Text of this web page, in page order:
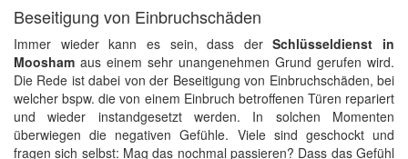
Beseitigung von Einbruchschäden
Immer wieder kann es sein, dass derSchlüsseldienst in
Moosham aus einem sehr unangenehmen Grund gerufen wird.
Die Rede ist dabei von der Beseitigung von Einbruchschäden, bei
welcher bspw. die von einem Einbruch betroffenen Türen repariert
und wieder instandgesetzt werden. In solchen Momenten
überwiegen die negativen Gefühle. Viele sind geschockt und
fragen sich selbst: Mag das nochmal passieren? Dass das Gefühl